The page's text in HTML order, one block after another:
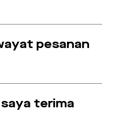
pesanan
terima